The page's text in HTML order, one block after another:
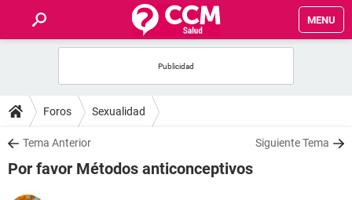
MENU
FOROS
SALUD
Foros Sexualidad
Tema Anterior Siguiente Tema
Por favor Métodos anticonceptivos